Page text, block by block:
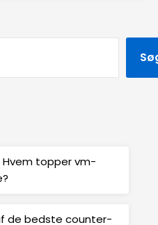
Hvem topper vm-
de bedste counter-